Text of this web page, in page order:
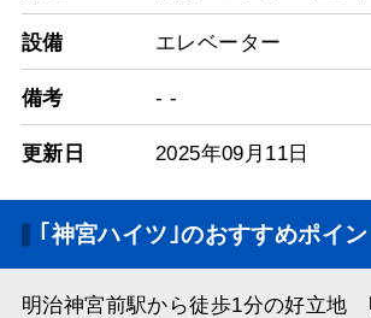
設備 エレベーター
備考 - -
更新日 2025年09月11日
｢神宮ハイツ｣のおすすめポイン
明治神宮前駅から徒歩1分の好立地